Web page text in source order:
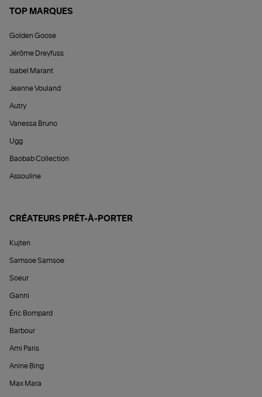
TOP MARQUES
Golden Goose
Jérôme Dreyfuss
Isabel Marant
Jeanne Vouland
Autry
Vanessa Bruno
Ugg
Baobab Collection
Assouline
CRÉATEURS PRÊT-À-PORTER
Kujten
Samsoe Samsoe
Soeur
Ganni
Éric Bompard
Barbour
Ami Paris
Anine Bing
Max Mara